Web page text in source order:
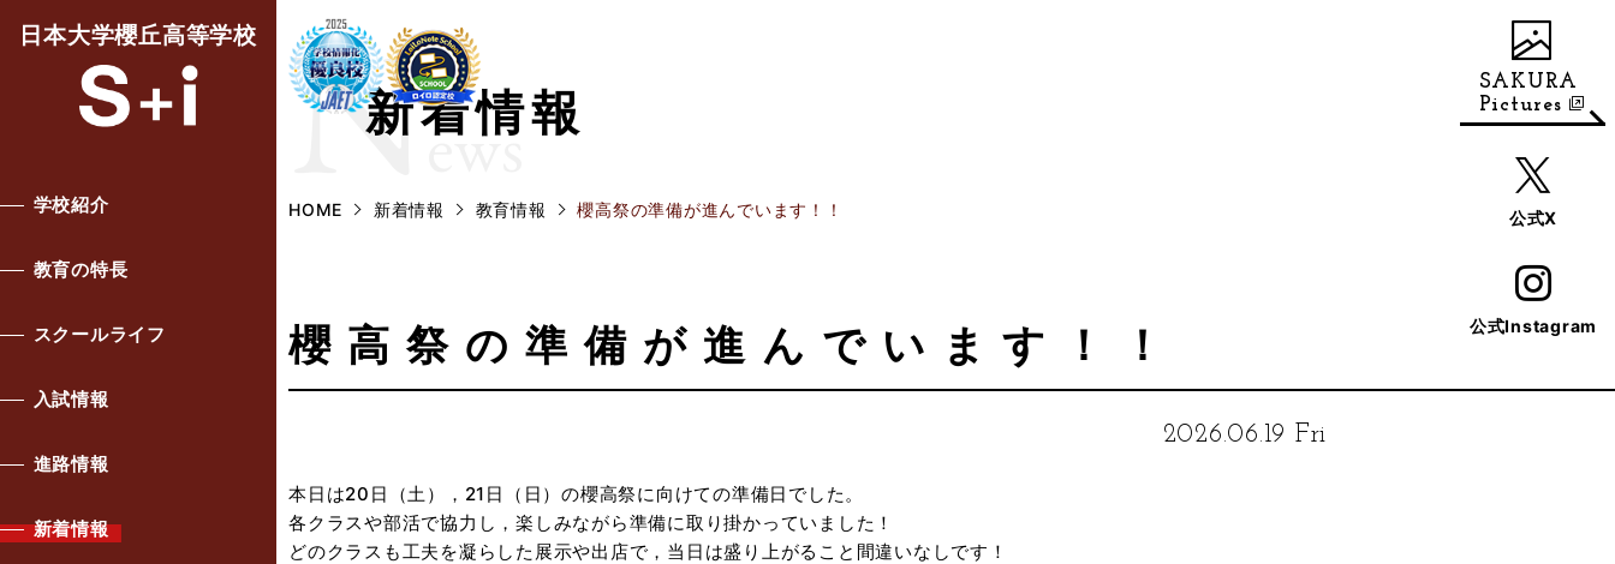
SAKURA
Pictures
公式X
公式Instagram
日本大学櫻丘高等学校
学校紹介
教育の特長
スクールライフ
入試情報
進路情報
新着情報
新着情報
News
HOME 新着情報 教育情報 櫻高祭の準備が進んでいます！！
櫻高祭の準備が進んでいます！！
2026.06.19 Fri
本日は20日（土），21日（日）の櫻高祭に向けての準備日でした。
各クラスや部活で協力し，楽しみながら準備に取り掛かっていました！
どのクラスも工夫を凝らした展示や出店で，当日は盛り上がること間違いなしです！